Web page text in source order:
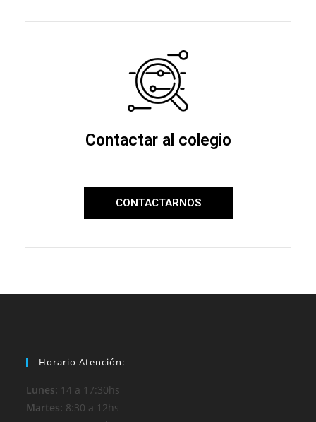
Contactar al colegio
CONTACTARNOS
Horario Atención:
Lunes: 14 a 17:30hs
Martes: 8:30 a 12hs